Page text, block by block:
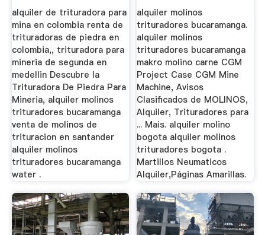
alquiler de trituradora para
mina en colombia renta de
trituradoras de piedra en
colombia,, trituradora para
mineria de segunda en
medellin Descubre la
Trituradora De Piedra Para
Mineria, alquiler molinos
trituradores bucaramanga
venta de molinos de
trituracion en santander
alquiler molinos
trituradores bucaramanga
water .
alquiler molinos
trituradores bucaramanga.
alquiler molinos
trituradores bucaramanga
makro molino carne CGM
Project Case CGM Mine
Machine, Avisos
Clasificados de MOLINOS,
Alquiler, Trituradores para
... Mais. alquiler molino
bogota alquiler molinos
trituradores bogota .
Martillos Neumaticos
Alquiler,Páginas Amarillas.